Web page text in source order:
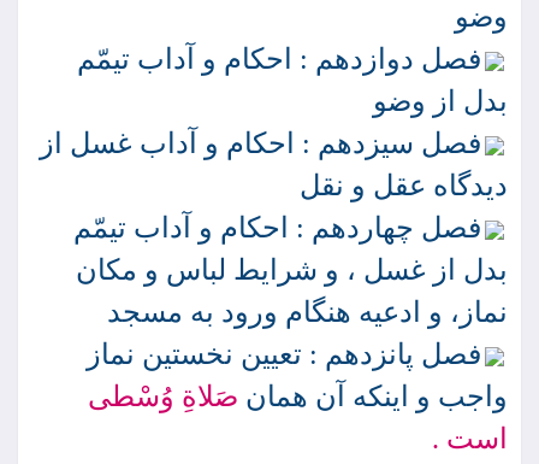
وضو
فصل دوازدهم : احكام و آداب تيمّم
بدل از وضو
فصل سيزدهم : احكام و آداب غسل از
ديدگاه عقل و نقل
فصل چهاردهم : احكام و آداب تيمّم
بدل از غسل ، و شرايط لباس و مكان
نماز، و ادعيه هنگام ورود به مسجد
فصل پانزدهم : تعيين نخستين نماز
واجب و اينكه آن همان صَلاةِ وُسْطى
است .